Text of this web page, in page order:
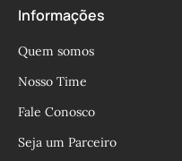
Informações
Quem somos
Nosso Time
Fale Conosco
Seja um Parceiro